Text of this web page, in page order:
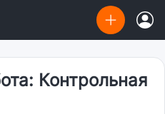
Контрольная